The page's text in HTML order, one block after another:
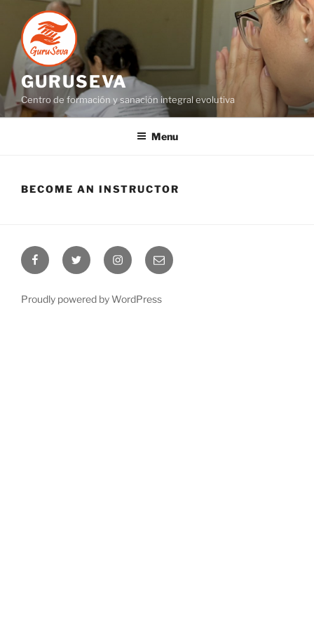
GURUSEVA
Centro de formación y sanación integral evolutiva
Menu
BECOME AN INSTRUCTOR
Proudly powered by WordPress